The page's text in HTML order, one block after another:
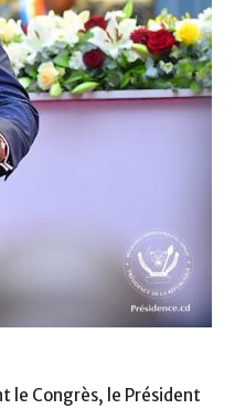
le Congrès, le Président